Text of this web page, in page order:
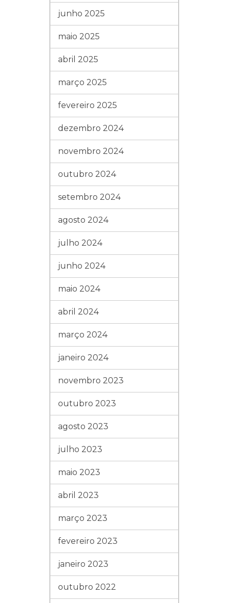
junho 2025
maio 2025
abril 2025
março 2025
fevereiro 2025
dezembro 2024
novembro 2024
outubro 2024
setembro 2024
agosto 2024
julho 2024
junho 2024
maio 2024
abril 2024
março 2024
janeiro 2024
novembro 2023
outubro 2023
agosto 2023
julho 2023
maio 2023
abril 2023
março 2023
fevereiro 2023
janeiro 2023
outubro 2022